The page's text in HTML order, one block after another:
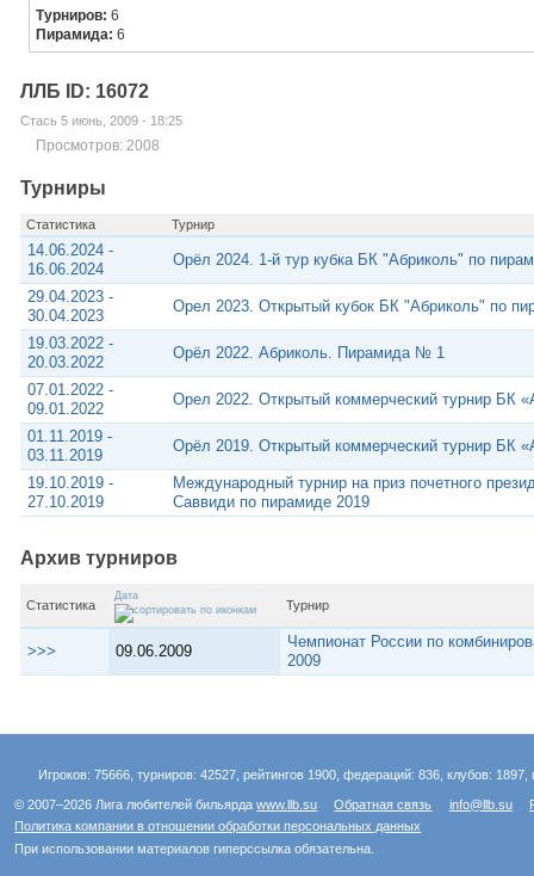
Турниров:6
Пирамида:6
ЛЛБ ID: 16072
Стась 5 июнь, 2009 - 18:25
Просмотров: 2008
Турниры
Статистика Турнир
14.06.2024 -
16.06.2024
Орёл 2024. 1-й тур кубка БК "Абриколь" по
29.04.2023 -
30.04.2023
Орел 2023. Открытый кубок БК "Абриколь" по
19.03.2022 -
20.03.2022
Орёл 2022. Абриколь. Пирамида № 1
07.01.2022 -
09.01.2022
Орел 2022. Открытый коммерческий турнир БК
01.11.2019 -
03.11.2019
Орёл 2019. Открытый коммерческий турнир БК
19.10.2019 -
27.10.2019
Международный турнир на приз почетного
Саввиди по пирамиде 2019
Архив турниров
Статистика
Дата
Турнир
>>> 09.06.2009
Чемпионат России по
2009
Игроков: 75666, турниров: 42527, рейтингов 1900, федераций: 836, клубов:
© 2007–2026 Лига любителей бильярдаwww.llb.su Обратная связь info@llb.su
Политика компании в отношении обработки персональных данных
При использовании материалов гиперссылка обязательна.